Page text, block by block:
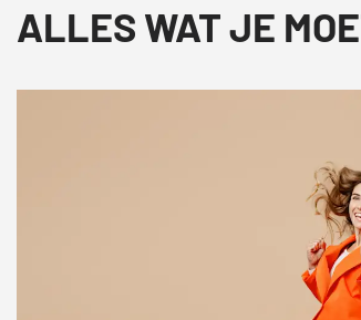
ALLES WAT JE